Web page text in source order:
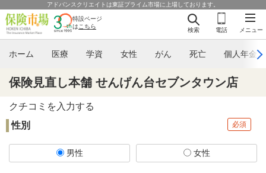
アドバンスクリエイトは東証プライム市場に上場しております。
メニュー
検索 電話
特設ページ
は こちら
ホーム 医療 学資 女性 がん 死亡 個人年金
保険見直し本舗 せんげん台セブンタウン店
クチコミを入力する
性別
必須
男性 女性